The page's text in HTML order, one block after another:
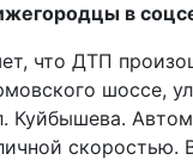
в
что ДТП
шоссе,
Куйбышева.
скоростью.